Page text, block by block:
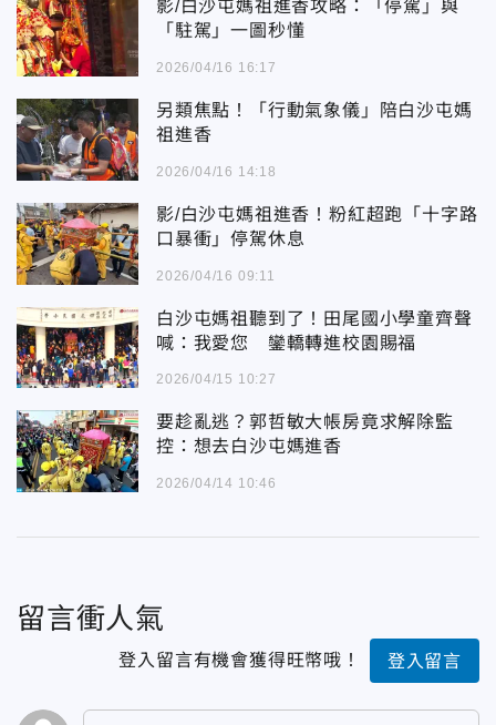
影/白沙屯媽祖進香攻略：「停駕」與
「駐駕」一圖秒懂
2026/04/16 16:17
另類焦點！「行動氣象儀」陪白沙屯媽
祖進香
2026/04/16 14:18
影/白沙屯媽祖進香！粉紅超跑「十字路
口暴衝」停駕休息
2026/04/16 09:11
白沙屯媽祖聽到了！田尾國小學童齊聲
喊：我愛您 鑾轎轉進校園賜福
2026/04/15 10:27
要趁亂逃？郭哲敏大帳房竟求解除監
控：想去白沙屯媽進香
2026/04/14 10:46
留言衝人氣
登入留言有機會獲得旺幣哦！ 登入留言